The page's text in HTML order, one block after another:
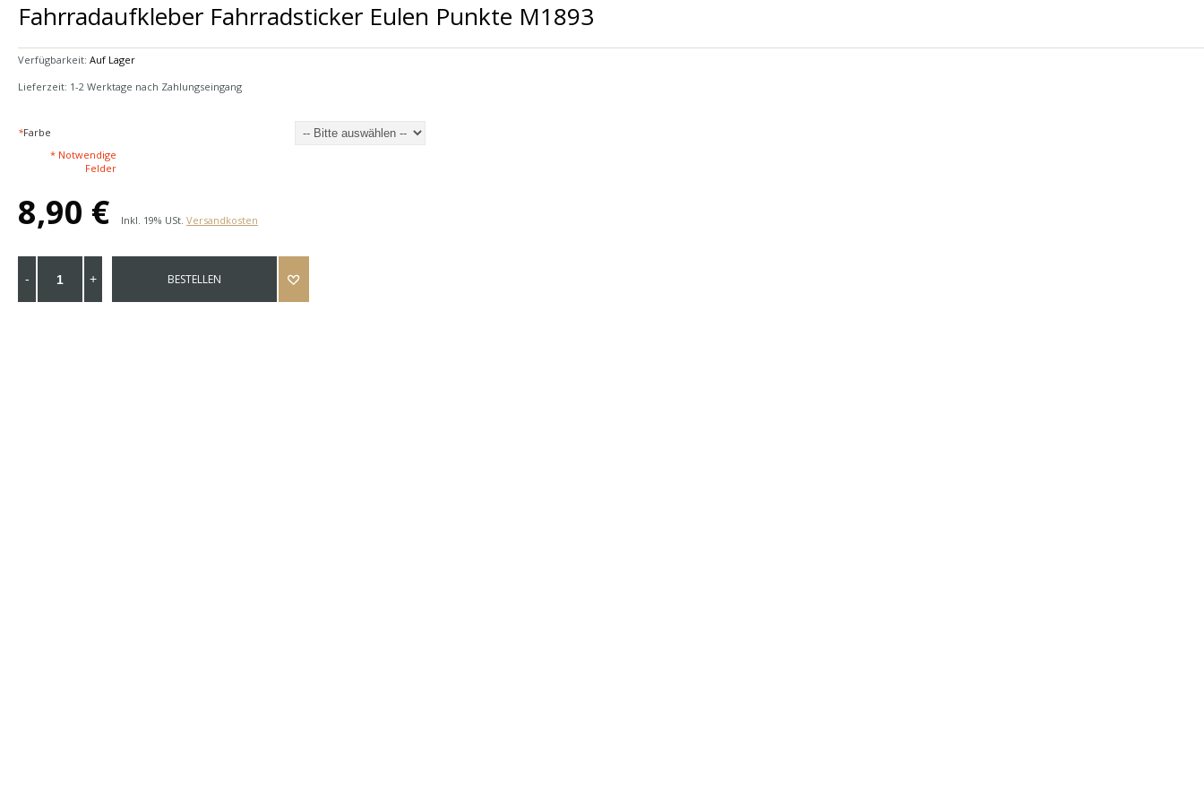
Fahrradaufkleber Fahrradsticker Eulen Punkte M1893
Verfügbarkeit: Auf Lager
Lieferzeit: 1-2 Werktage nach Zahlungseingang
*Farbe
* Notwendige
Felder
8,90 € Inkl. 19% USt. Versandkosten
BESTELLEN